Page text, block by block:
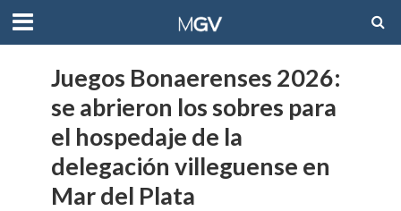
Juegos Bonaerenses 2026:
se abrieron los sobres para
el hospedaje de la
delegación villeguense en
Mar del Plata